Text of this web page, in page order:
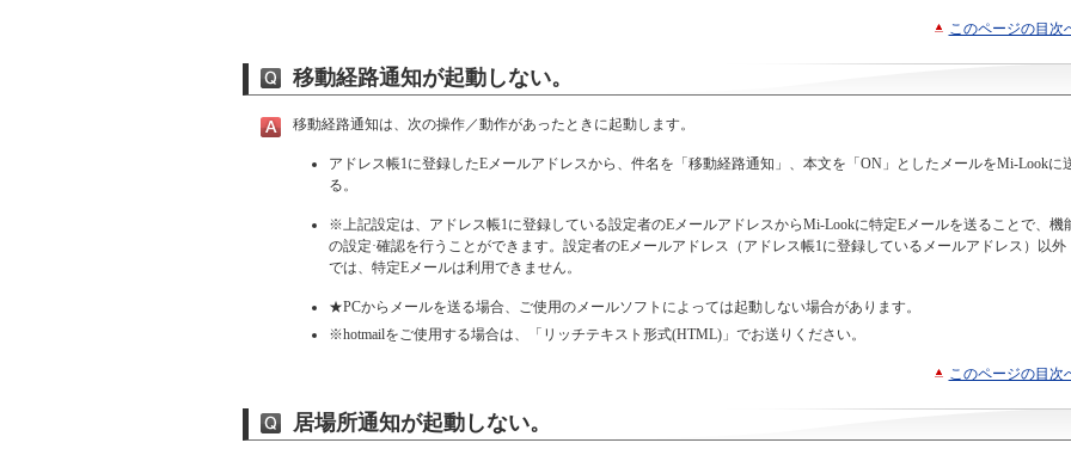
このページの目次
移動経路通知が起動しない。
移動経路通知は、次の操作／動作があったときに起動します。
アドレス帳1に登録したEメールアドレスから、件名を「移動経路通知」、本文を「ON」としたメールをMi-Lookに
る。
※上記設定は、アドレス帳1に登録している設定者のEメールアドレスからMi-Lookに特定Eメールを送ることで、機
の設定·確認を行うことができます。設定者のEメールアドレス（アドレス帳1に登録しているメールアドレス）以外
では、特定Eメールは利用できません。
★PCからメールを送る場合、ご使用のメールソフトによっては起動しない場合があります。
※hotmailをご使用する場合は、「リッチテキスト形式(HTML)」でお送りください。
このページの目次
居場所通知が起動しない。